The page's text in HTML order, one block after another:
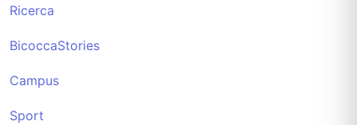
Ricerca
BicoccaStories
Campus
Sport